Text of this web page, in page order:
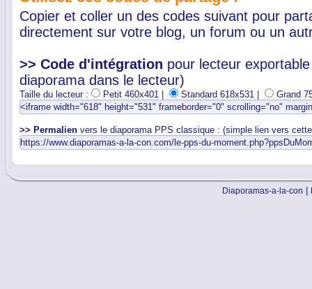
Copier et coller un des codes suivant pour
directement sur votre blog, un forum ou un
>> Code d'intégration pour lecteur
diaporama dans le lecteur)
Taille du lecteur : Petit 460x401 | Standard 618x531 | Grand
>> Permalien vers le diaporama PPS classique : (simple lien vers
Diaporamas-a-la-con